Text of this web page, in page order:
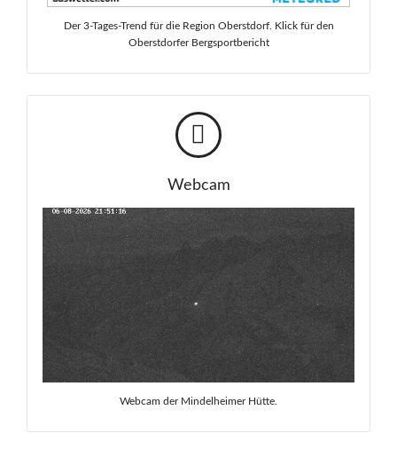
Der 3-Tages-Trend für die Region Oberstdorf. Klick für den
Oberstdorfer Bergsportbericht
Webcam
Webcam der Mindelheimer Hütte.